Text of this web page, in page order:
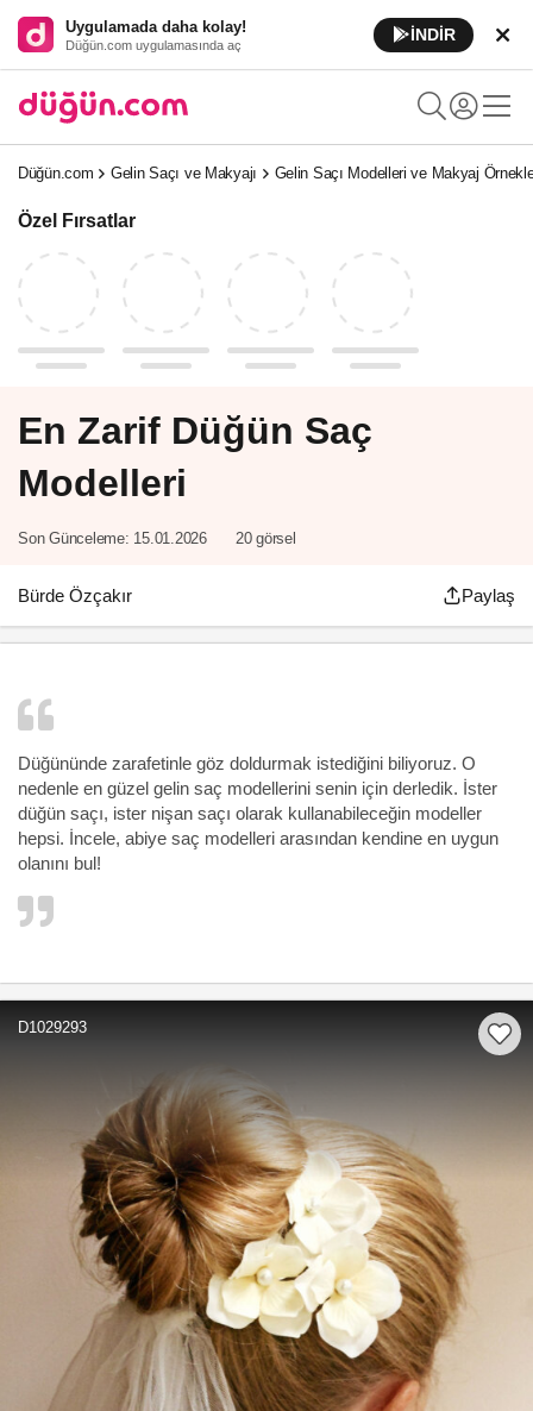
Uygulamada daha kolay!
Düğün.com uygulamasında aç
İNDİR
Düğün.com Gelin Saçı ve Makyajı Gelin Saçı Modelleri ve Makyaj
Özel Fırsatlar
En Zarif Düğün Saç
Modelleri
Son Günceleme: 15.01.2026 20 görsel
Bürde Özçakır Paylaş
Düğününde zarafetinle göz doldurmak istediğini biliyoruz. O
nedenle en güzel gelin saç modellerini senin için derledik. İster
düğün saçı, ister nişan saçı olarak kullanabileceğin modeller
hepsi. İncele, abiye saç modelleri arasından kendine en uygun
olanını bul!
D1029293